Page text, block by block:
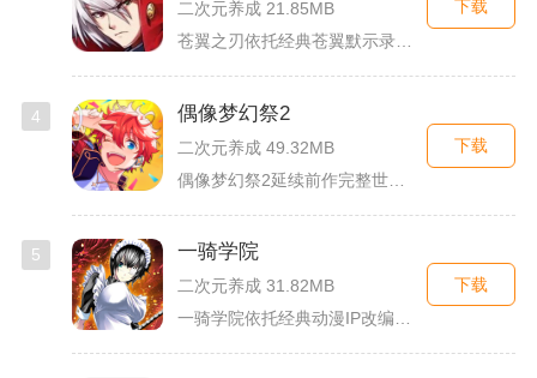
二次元养成 21.85MB
下载
4 偶像梦幻祭2
二次元养成 49.32MB
下载
5 一骑学院
二次元养成 31.82MB
一骑学院依托经典动漫IP改编，把三国武将化身学院少女角色，主...
下载